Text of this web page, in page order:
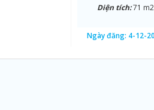
Diện tích:71 m2
Ngày đăng: 4-12-